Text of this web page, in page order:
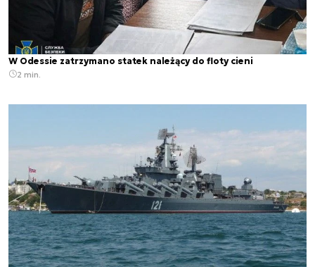
W Odessie zatrzymano statek należący do floty cieni
2 min.